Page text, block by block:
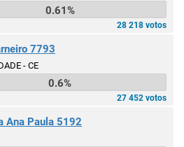
0.61%
28 218 votos
7793
- CE
0.6%
27 452 votos
Ana Paula 5192